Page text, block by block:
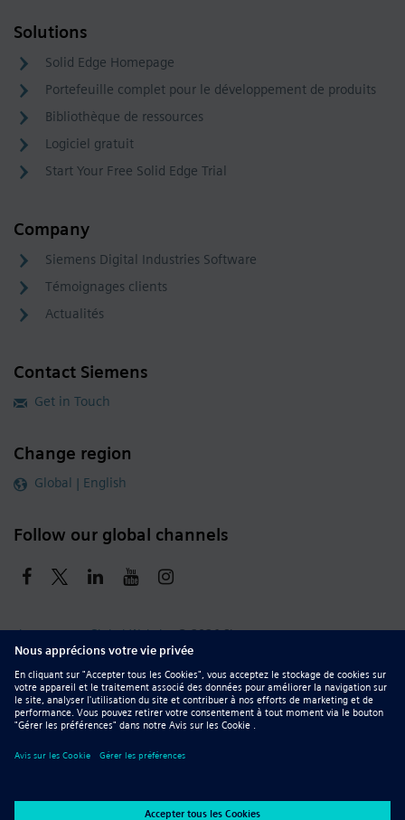
Solutions
Solid Edge Homepage
Portefeuille complet pour le développement de produits
Bibliothèque de ressources
Logiciel gratuit
Start Your Free Solid Edge Trial
Company
Siemens Digital Industries Software
Témoignages clients
Actualités
Contact Siemens
Get in Touch
Change region
Global | English
Follow our global channels
siemens.com Global Website © 2026 Siemens
Whistleblowing
Corporate Information
DMCA
Privacy Notice
Terms of Use
Digital ID Report Piracy